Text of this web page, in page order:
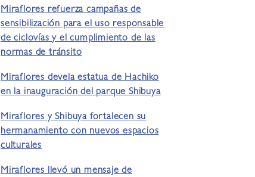
Miraflores refuerza campañas de
sensibilización para el uso responsable
de ciclovías y el cumplimiento de las
normas de tránsito
Miraflores devela estatua de Hachiko
en la inauguración del parque Shibuya
Miraflores y Shibuya fortalecen su
hermanamiento con nuevos espacios
culturales
Miraflores llevó un mensaje de